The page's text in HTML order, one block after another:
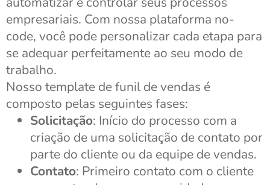
empresariais. Com nossa plataforma no-
code, você pode personalizar cada etapa para
se adequar perfeitamente ao seu modo de
trabalho.
Nosso template de funil de vendas é
composto pelas seguintes fases:
Solicitação: Início do processo com a
criação de uma solicitação de contato por
parte do cliente ou da equipe de vendas.
Contato: Primeiro contato com o cliente